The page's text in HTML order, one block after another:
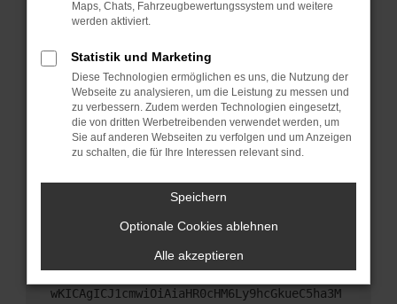
Stelle sicher, dass dein Browser und dein
Betriebssystem auf dem neuesten Stand sind.
Sicherheitsrisiko, sondern kann auch dazu führen,
dass bestimmte Funktionen nicht mehr
unterstützt werden.
Wende dich an den Webseitenbetreiber.
Wenn du alle oben genannten Schritte versucht
hast, kontaktiere uns bitte. Wir werden versuchen,
das Problem zu beheben. Du kannst uns diesen
Text schicken, um uns bei der Fehlersuche zu
unterstützen:
ewogICJuYW1lIjogIk5ldHdvcmtFcnJvciIsCiAgI
mNvbmZpZyI6IHsKICAgICJtZXRob2QiOiAiR0VUIi
wKICAgICJ1cmwiOiAiaHR0cHM6Ly9hcGkueC5ha3M
Maps, Chats, Fahrzeugbewertungssystem und weitere
werden aktiviert.
Statistik und Marketing
Diese Technologien ermöglichen es uns, die Nutzung der
Webseite zu analysieren, um die Leistung zu messen und
zu verbessern. Zudem werden Technologien eingesetzt,
die von dritten Werbetreibenden verwendet werden, um
Sie auf anderen Webseiten zu verfolgen und um Anzeigen
zu schalten, die für Ihre Interessen relevant sind.
Speichern
Optionale Cookies ablehnen
Alle akzeptieren